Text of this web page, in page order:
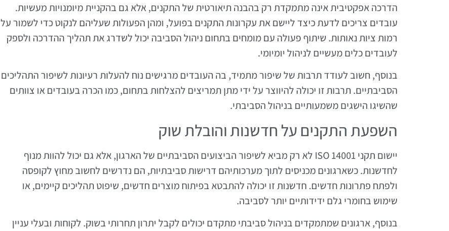
הדרכה אפקטיבית אינה מתמקדת רק בהבנה תיאורטית של התקנים, אלא גם בהקניית מיומנויות מעשיות.
עובדים צריכים לדעת כיצד ליישם את עקרונות התקנים בפועל, ומהן הפעולות שעליהם לנקוט כדי לשמור על
רמות ציות נאותות. שיתוף פעולה עם מומחים בתחום ניהול הסביבה יכול לשדרג את תהליך ההדרכה ולספק
לעובדים כלים מעשיים לניהול יומיומי.
בנוסף, חשוב לעודד תרבות של שיפור מתמיד, בה העובדים מרגישים נוח להעלות רעיונות לשיפור התהליכים
הסביבתיים. תרבות זו יכולה להיווצר על ידי מתן תמריצים להצלחות בתחום, כמו הכרה בעובדים או צוותים
שהשיגו הישגים משמעותיים בניהול הסביבתי.
השפעת התקנים על חדשנות והובלת שוק
יישום תקני ISO 14001 לא רק מביא לשיפור הביצועים הסביבתיים של הארגון, אלא גם יכול להוות מנוף
לחדשנות. כשארגונים מכניסים לתוך מערכותיהם דרישות סביבתיות, הם נדרשים לחשוב מחוץ לקופסה
ולפתח פתרונות חדשים. חדשנות זו יכולה להתבטא בפיתוח מוצרים חדשים, שיפוט תהליכים קיימים, או
שימוש בחומרי גלם ידידותיים יותר לסביבה.
בנוסף, ארגונים שמתמקדים בניהול סביבתי מתקדם יכולים לקבל יתרון תחרותי בשוק. לקוחות ובעלי עניין